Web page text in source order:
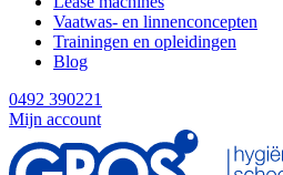
Vaatwas- en linnenconcepten
Trainingen en opleidingen
Blog
0492 390221
Mijn account